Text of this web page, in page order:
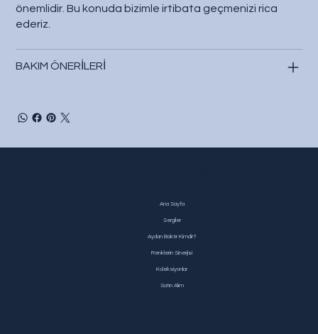
önemlidir. Bu konuda bizimle irtibata geçmenizi rica
ederiz.
BAKIM ÖNERİLERİ
Ana Sayfa
Sergiler
Aydan Baktır Kimdir?
Renklerin Sinerjisi
Koleksiyonlar
Satın Alım